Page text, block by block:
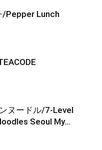
/Pepper Lunch
ヌードル/7-Level
Seoul My...